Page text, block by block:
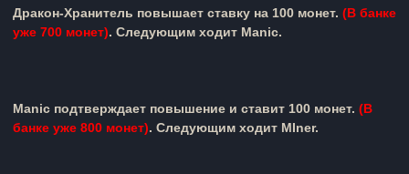
Дракон-Хранитель повышает ставку на 100 монет. (В банке
уже 700 монет). Следующим ходит Manic.
Manic подтверждает повышение и ставит 100 монет. (В
банке уже 800 монет). Следующим ходит MIner.